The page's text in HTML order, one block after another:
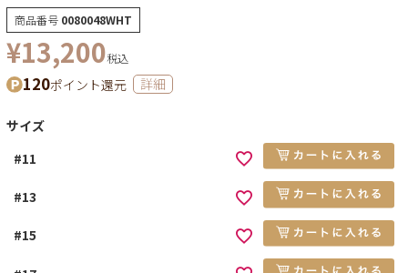
商品番号 0080048WHT
¥13,200税込
120ポイント還元 詳細
サイズ
#11
#13
#15